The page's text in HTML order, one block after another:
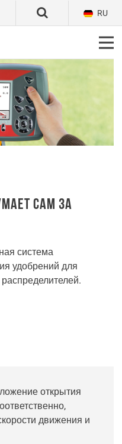
RU
САМ ЗА
система
удобрений для
открытия
движения и